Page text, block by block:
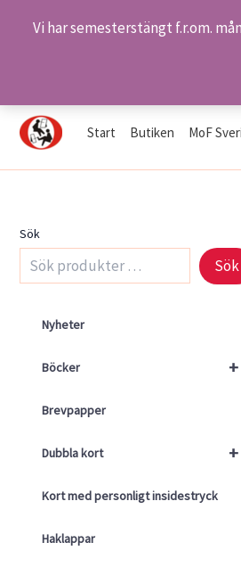
Vi har semesterstängt f.r.om.
innehåll
Start Butiken MoF
Sök
Sök
Nyheter
+
Böcker
Brevpapper
+
Dubbla kort
Kort med personligt insidestryck
Haklappar